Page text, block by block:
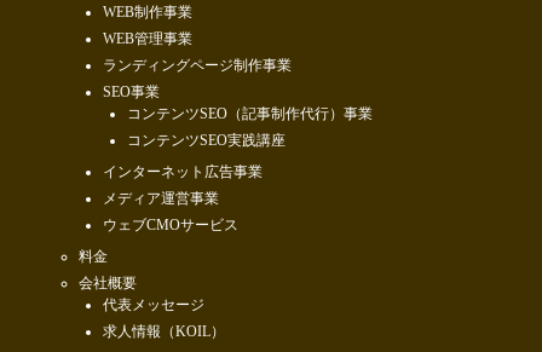
WEB制作事業
WEB管理事業
ランディングページ制作事業
SEO事業
コンテンツSEO（記事制作代行）事業
コンテンツSEO実践講座
インターネット広告事業
メディア運営事業
ウェブCMOサービス
料金
会社概要
代表メッセージ
求人情報（KOIL）